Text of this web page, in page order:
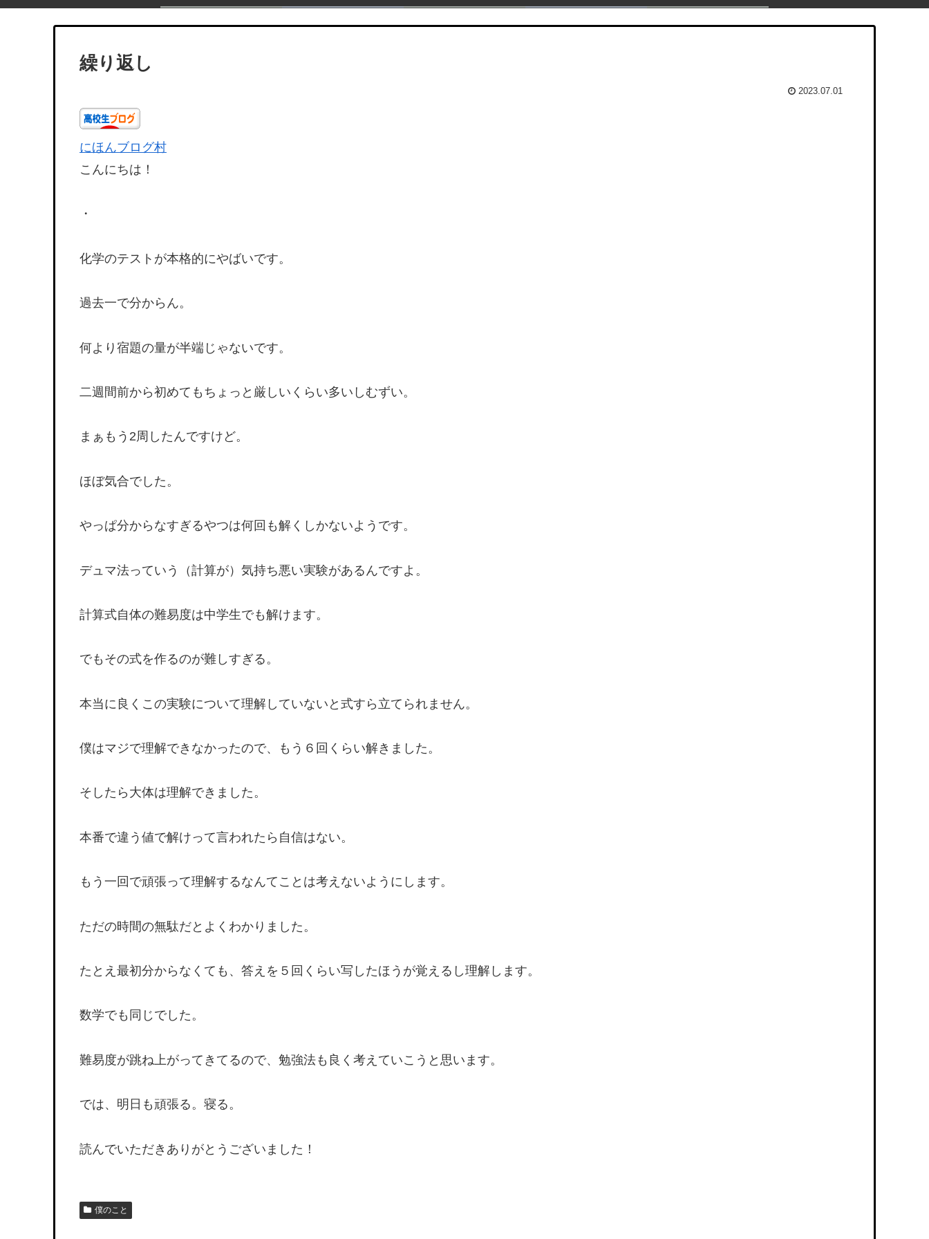
繰り返し
2023.07.01
にほんブログ村
こんにちは！
・
化学のテストが本格的にやばいです。
過去一で分からん。
何より宿題の量が半端じゃないです。
二週間前から初めてもちょっと厳しいくらい多いしむずい。
まぁもう2周したんですけど。
ほぼ気合でした。
やっぱ分からなすぎるやつは何回も解くしかないようです。
デュマ法っていう（計算が）気持ち悪い実験があるんですよ。
計算式自体の難易度は中学生でも解けます。
でもその式を作るのが難しすぎる。
本当に良くこの実験について理解していないと式すら立てられません。
僕はマジで理解できなかったので、もう６回くらい解きました。
そしたら大体は理解できました。
本番で違う値で解けって言われたら自信はない。
もう一回で頑張って理解するなんてことは考えないようにします。
ただの時間の無駄だとよくわかりました。
たとえ最初分からなくても、答えを５回くらい写したほうが覚えるし理解します。
数学でも同じでした。
難易度が跳ね上がってきてるので、勉強法も良く考えていこうと思います。
では、明日も頑張る。寝る。
読んでいただきありがとうございました！
僕のこと